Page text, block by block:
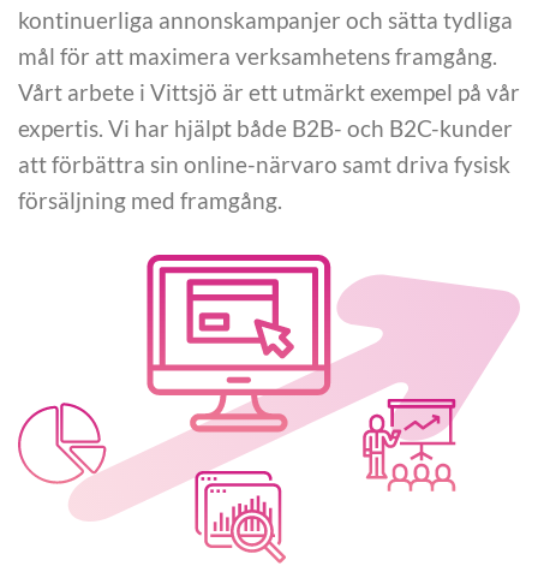
kontinuerliga annonskampanjer och sätta tydliga
mål för att maximera verksamhetens framgång.
Vårt arbete i Vittsjö är ett utmärkt exempel på vår
expertis. Vi har hjälpt både B2B- och B2C-kunder
att förbättra sin online-närvaro samt driva fysisk
försäljning med framgång.